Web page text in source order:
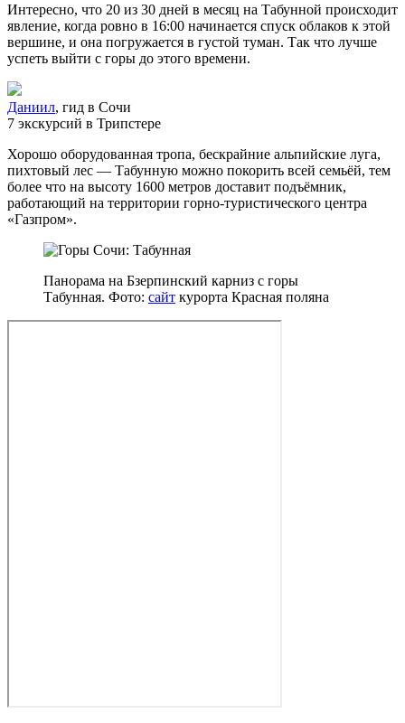
Интересно, что 20 из 30 дней в месяц на Табунной происходит
явление, когда ровно в 16:00 начинается спуск облаков к этой
вершине, и она погружается в густой туман. Так что лучше
успеть выйти с горы до этого времени.
Даниил, гид в Сочи
7 экскурсий в Трипстере
Хорошо оборудованная тропа, бескрайние альпийские луга,
пихтовый лес — Табунную можно покорить всей семьёй, тем
более что на высоту 1600 метров доставит подъёмник,
работающий на территории горно-туристического центра
«Газпром».
Панорама на Бзерпинский карниз с горы
Табунная. Фото: сайт курорта Красная поляна